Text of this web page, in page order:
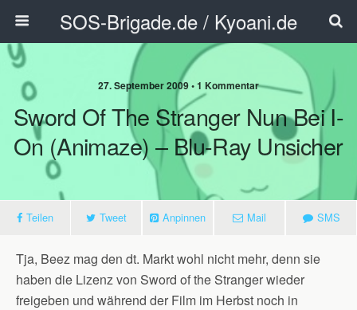
SOS-Brigade.de / Kyoani.de
27. September 2009 • 1 Kommentar
Sword Of The Stranger Nun Bei I-
On (Animaze) – Blu-Ray Unsicher
Teilen Tweet Anpinnen Mail SMS
Tja, Beez mag den dt. Markt wohl nicht mehr, denn sie
haben die Lizenz von Sword of the Stranger wieder
freigeben und während der Film im Herbst noch in